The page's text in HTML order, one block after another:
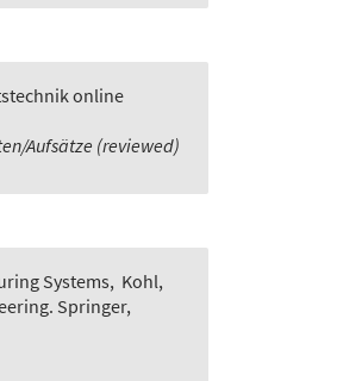
online
Aufsätze (reviewed)
Systems, Kohl,
Springer,